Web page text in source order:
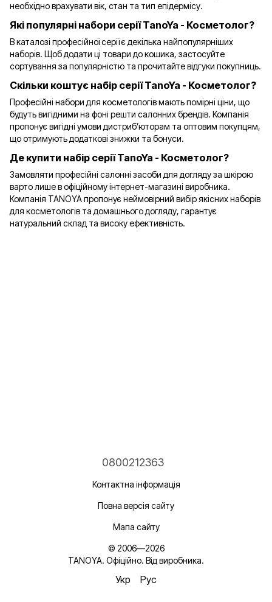
необхідно врахувати вік, стан та тип епідермісу.
Які популярні набори серії TanoYa - Косметолог?
В каталозі професійної серії є декілька найпопулярніших
наборів. Щоб додати ці товари до кошика, застосуйте
сортування за популярністю та прочитайте відгуки покупниць.
Скільки коштує набір серії TanoYa - Косметолог?
Професійні набори для косметологів мають помірні ціни, що
будуть вигідними на фоні решти салонних брендів. Компанія
пропонує вигідні умови дистриб’юторам та оптовим покупцям,
що отримують додаткові знижки та бонуси.
Де купити набір серії TanoYa - Косметолог?
Замовляти професійні салонні засоби для догляду за шкірою
варто лише в офіційному інтернет-магазині виробника.
Компанія TANOYA пропонує неймовірний вибір якісних наборів
для косметологів та домашнього догляду, гарантує
натуральний склад та високу ефективність.
0800212363
Контактна інформація
Повна версія сайту
Мапа сайту
© 2006—2026
TANOYA. Офіційно. Від виробника.
Укр Рус